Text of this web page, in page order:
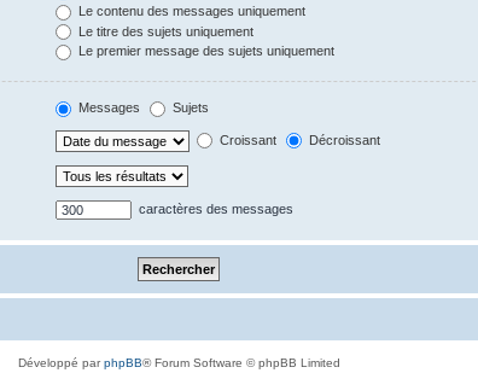
Le contenu des messages uniquement
Le titre des sujets uniquement
Le premier message des sujets uniquement
Messages Sujets
Croissant Décroissant
caractères des messages
Développé parphpBB® Forum Software © phpBB Limited